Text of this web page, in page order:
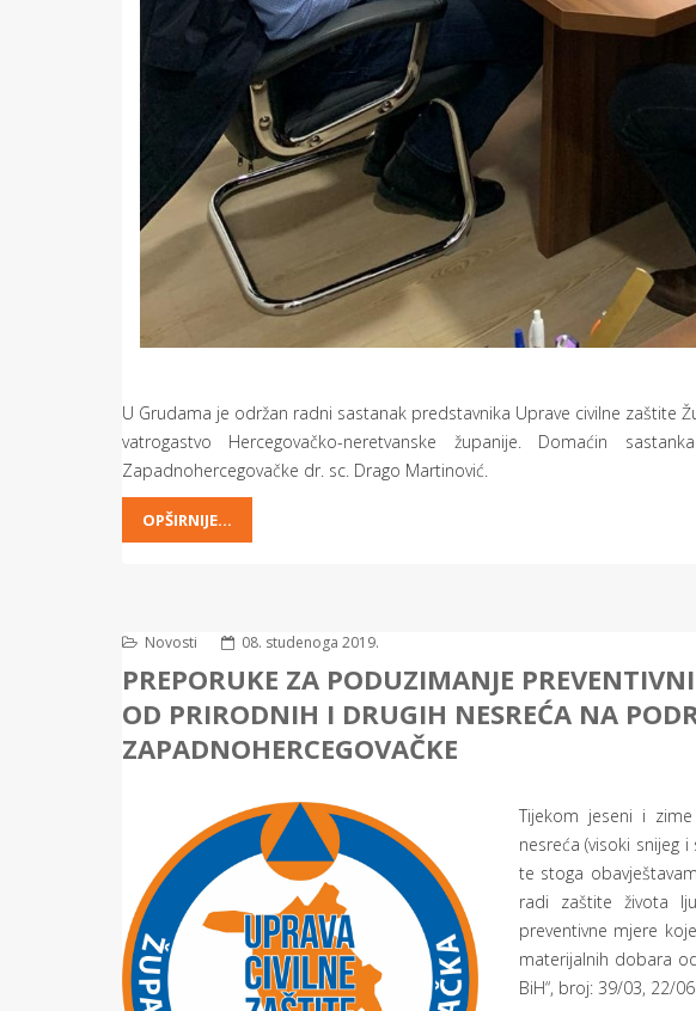
U Grudama je održan radni sastanak predstavnika Uprave civilne zaštite
vatrogastvo Hercegovačko-neretvanske županije. Domaćin
Zapadnohercegovačke dr. sc. Drago Martinović.
OPŠIRNIJE...
Novosti 08. studenoga 2019.
PREPORUKE ZA PODUZIMANJE
OD PRIRODNIH I DRUGIH NESREĆA NA
ZAPADNOHERCEGOVAČKE
Tijekom jeseni i
nesreća (visoki snijeg
te stoga
radi zaštite života
preventivne mjere
materijalnih dobara
BiH“, broj: 39/03, 22/